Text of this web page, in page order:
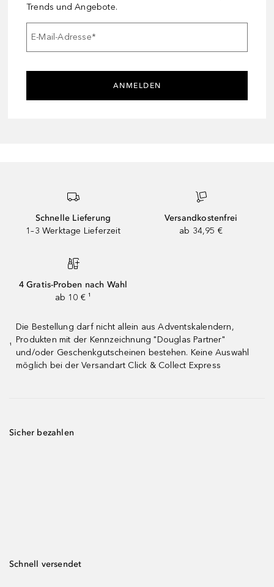
Trends und Angebote.
E-Mail-Adresse*
ANMELDEN
Schnelle Lieferung
1–3 Werktage Lieferzeit
Versandkostenfrei
ab 34,95 €
4 Gratis-Proben nach Wahl
ab 10 € ¹
¹
Die Bestellung darf nicht allein aus Adventskalendern,
Produkten mit der Kennzeichnung "Douglas Partner"
und/oder Geschenkgutscheinen bestehen. Keine Auswahl
möglich bei der Versandart Click & Collect Express
Sicher bezahlen
Schnell versendet